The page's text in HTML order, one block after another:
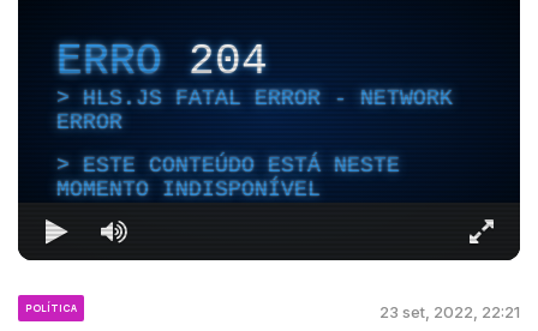
ERRO204
HLS.JS FATAL ERROR - NETWORK
ERROR
ESTE CONTEÚDO ESTÁ NESTE
MOMENTO INDISPONÍVEL
POLÍTICA 23 set, 2022, 22:21